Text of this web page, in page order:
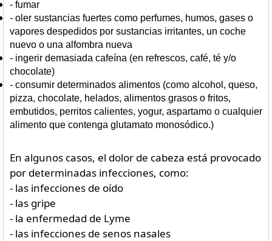
- fumar
- oler sustancias fuertes como perfumes, humos, gases o
vapores despedidos por sustancias irritantes, un coche
nuevo o una alfombra nueva
- ingerir demasiada cafeína (en refrescos, café, té y/o
chocolate)
- consumir determinados alimentos (como alcohol, queso,
pizza, chocolate, helados, alimentos grasos o fritos,
embutidos, perritos calientes, yogur, aspartamo o cualquier
alimento que contenga glutamato monosódico.)
En algunos casos, el dolor de cabeza está provocado
por determinadas infecciones, como:
- las infecciones de oído
- las gripe
- la enfermedad de Lyme
- las infecciones de senos nasales